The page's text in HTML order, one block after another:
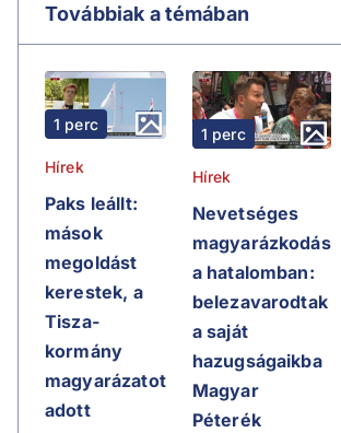
Továbbiak a témában
1 perc
Hírek
Paks leállt:
mások
megoldást
kerestek, a
Tisza-
kormány
magyarázatot
adott
1 perc
Hírek
Nevetséges
magyarázkodás
a hatalomban:
belezavarodtak
a saját
hazugságaikba
Magyar
Péterék